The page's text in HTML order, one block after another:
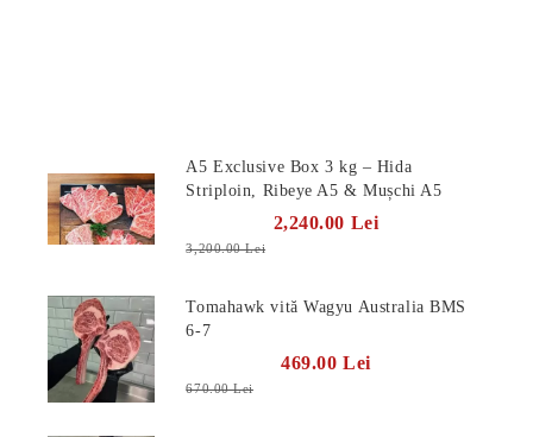
A5 Exclusive Box 3 kg – Hida
Striploin, Ribeye A5 & Mușchi A5
2,240.00 Lei
3,200.00 Lei
Tomahawk vită Wagyu Australia BMS
6-7
469.00 Lei
670.00 Lei